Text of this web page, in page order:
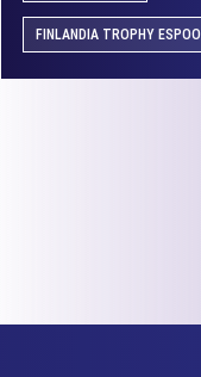
FINLANDIA TROPHY ESPOO